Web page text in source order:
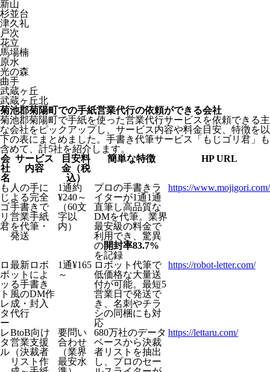
新山
杉並台
津久礼
戸次
花立
馬場楠
原水
光の森
曲手
武蔵ヶ丘
武蔵ヶ丘北
菊池郡菊陽町での手紙営業代行の依頼ができる会社
菊池郡菊陽町で手紙を使った営業代行サービスを依頼できる主
な会社をピックアップし、サービス内容や料金目安、特徴を以
下の表にまとめました。手書き代筆サービス「もじゴリ君」も
含めて、計5社を紹介します。
会
社
名
サービス
内容
目安料
金（税
込）
簡単な特徴 HP URL
も
じ
ゴ
リ
君
人の手に
よる完全
手書きで
営業手紙
を代筆・
発送
1通約
¥240～
（60文
字以
内）
プロの手書きラ
イターが1通1通
直筆し高品質な
DMを代筆。業界
最安級の料金で
利用でき、驚異
の開封率83.7%
を記録
https://www.mojigori.com/
ロ
ボ
ッ
ト
レ
タ
ー
最新ロボ
ットによ
る手書き
風のDM作
成・封入
代行
1通¥165
～
ロボット代筆で
低価格な大量送
付が可能。最短5
営業日で発送で
き、名刺やチラ
シの同梱にも対
応
https://robot-letter.com/
レ
タ
ル
BtoB向け
営業支援
（決裁者
リスト作
要問い
合わせ
（業界
最安水
680万社のデータ
ベースから決裁
者リストを抽出
し、プロのセー
https://lettaru.com/